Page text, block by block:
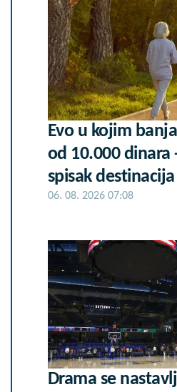
Evo u kojim
od 10.000 dinara
spisak
06. 08. 2026 07:08
Drama se